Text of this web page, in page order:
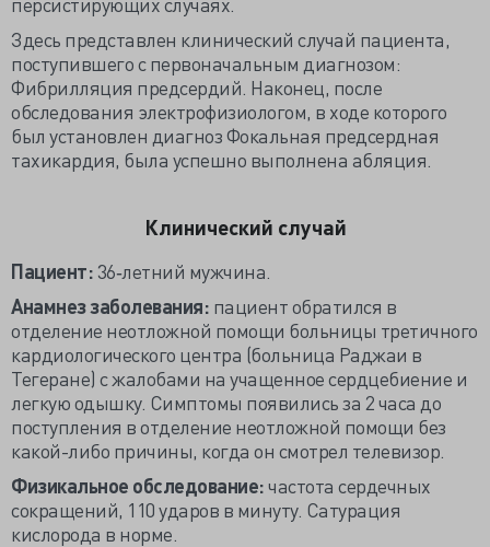
Здесь представлен клинический случай пациента,
поступившего с первоначальным диагнозом:
Фибрилляция предсердий. Наконец, после
обследования электрофизиологом, в ходе которого
был установлен диагноз Фокальная предсердная
тахикардия, была успешно выполнена абляция.
Клинический случай
Пациент: 36‐летний мужчина.
Анамнез заболевания: пациент обратился в
отделение неотложной помощи больницы третичного
кардиологического центра (больница Раджаи в
Тегеране) с жалобами на учащенное сердцебиение и
легкую одышку. Симптомы появились за 2 часа до
поступления в отделение неотложной помощи без
какой-либо причины, когда он смотрел телевизор.
Физикальное обследование:частота сердечных
сокращений, 110 ударов в минуту. Сатурация
кислорода в норме.